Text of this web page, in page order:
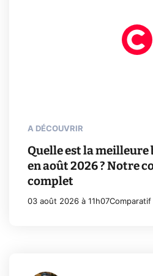
A DÉCOUVRIR
Quelle est la
en août 2026 ? Notre
complet
03 août 2026 à 11h07Comparatif